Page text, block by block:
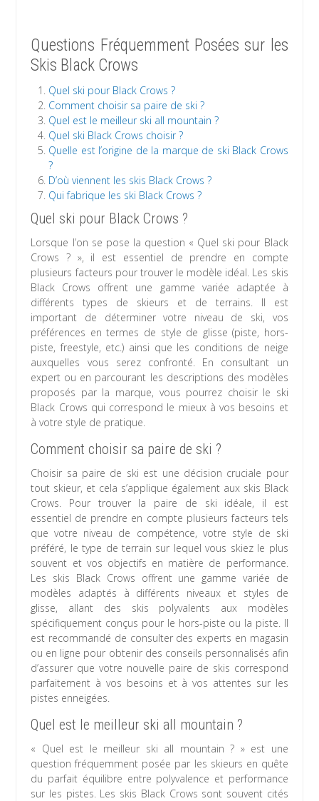
Questions Fréquemment Posées sur les
Skis Black Crows
Quel ski pour Black Crows ?
Comment choisir sa paire de ski ?
Quel est le meilleur ski all mountain ?
Quel ski Black Crows choisir ?
Quelle est l’origine de la marque de ski Black Crows
?
D’où viennent les skis Black Crows ?
Qui fabrique les ski Black Crows ?
Quel ski pour Black Crows ?
Lorsque l’on se pose la question « Quel ski pour Black
Crows ? », il est essentiel de prendre en compte
plusieurs facteurs pour trouver le modèle idéal. Les skis
Black Crows offrent une gamme variée adaptée à
différents types de skieurs et de terrains. Il est
important de déterminer votre niveau de ski, vos
préférences en termes de style de glisse (piste, hors-
piste, freestyle, etc.) ainsi que les conditions de neige
auxquelles vous serez confronté. En consultant un
expert ou en parcourant les descriptions des modèles
proposés par la marque, vous pourrez choisir le ski
Black Crows qui correspond le mieux à vos besoins et
à votre style de pratique.
Comment choisir sa paire de ski ?
Choisir sa paire de ski est une décision cruciale pour
tout skieur, et cela s’applique également aux skis Black
Crows. Pour trouver la paire de ski idéale, il est
essentiel de prendre en compte plusieurs facteurs tels
que votre niveau de compétence, votre style de ski
préféré, le type de terrain sur lequel vous skiez le plus
souvent et vos objectifs en matière de performance.
Les skis Black Crows offrent une gamme variée de
modèles adaptés à différents niveaux et styles de
glisse, allant des skis polyvalents aux modèles
spécifiquement conçus pour le hors-piste ou la piste. Il
est recommandé de consulter des experts en magasin
ou en ligne pour obtenir des conseils personnalisés afin
d’assurer que votre nouvelle paire de skis correspond
parfaitement à vos besoins et à vos attentes sur les
pistes enneigées.
Quel est le meilleur ski all mountain ?
« Quel est le meilleur ski all mountain ? » est une
question fréquemment posée par les skieurs en quête
du parfait équilibre entre polyvalence et performance
sur les pistes. Les skis Black Crows sont souvent cités